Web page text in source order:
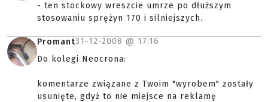
- ten stockowy wreszcie umrze po dłuższym
stosowaniu sprężyn 170 i silniejszych.
Promant31-12-2008 @ 17:16
Do kolegi Neocrona:
komentarze związane z Twoim "wyrobem" zostały
usunięte, gdyż to nie miejsce na reklamę